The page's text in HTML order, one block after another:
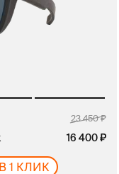
23 450
16 400
1 КЛИК